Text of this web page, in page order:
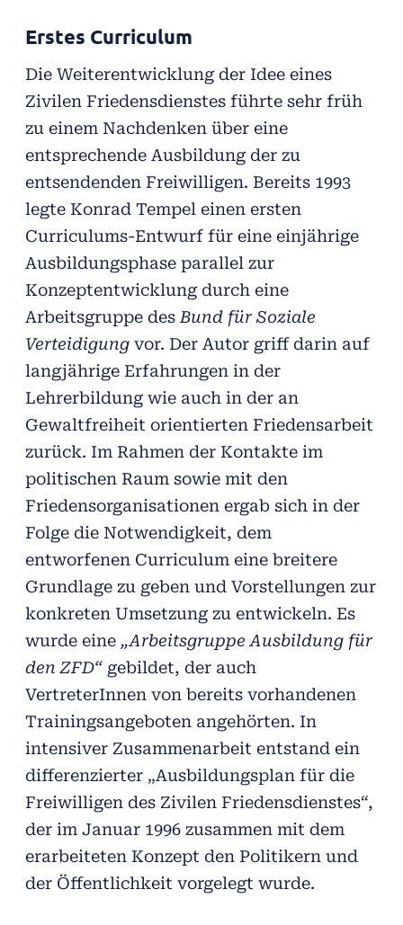
Erstes Curriculum
Die Weiterentwicklung der Idee eines
Zivilen Friedensdienstes führte sehr früh
zu einem Nachdenken über eine
entsprechende Ausbildung der zu
entsendenden Freiwilligen. Bereits 1993
legte Konrad Tempel einen ersten
Curriculums-Entwurf für eine einjährige
Ausbildungsphase parallel zur
Konzeptentwicklung durch eine
Arbeitsgruppe desBund für Soziale
Verteidigungvor. Der Autor griff darin auf
langjährige Erfahrungen in der
Lehrerbildung wie auch in der an
Gewaltfreiheit orientierten Friedensarbeit
zurück. Im Rahmen der Kontakte im
politischen Raum sowie mit den
Friedensorganisationen ergab sich in der
Folge die Notwendigkeit, dem
entworfenen Curriculum eine breitere
Grundlage zu geben und Vorstellungen zur
konkreten Umsetzung zu entwickeln. Es
wurde eine„Arbeitsgruppe Ausbildung für
den ZFD“ gebildet, der auch
VertreterInnen von bereits vorhandenen
Trainingsangeboten angehörten. In
intensiver Zusammenarbeit entstand ein
differenzierter „Ausbildungsplan für die
Freiwilligen des Zivilen Friedensdienstes“,
der im Januar 1996 zusammen mit dem
erarbeiteten Konzept den Politikern und
der Öffentlichkeit vorgelegt wurde.